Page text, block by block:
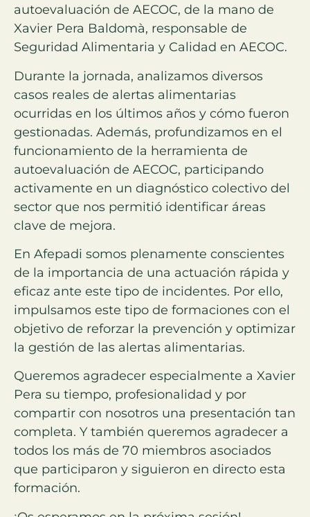
autoevaluación de AECOC, de la mano de
Xavier Pera Baldomà, responsable de
Seguridad Alimentaria y Calidad en AECOC.
Durante la jornada, analizamos diversos
casos reales de alertas alimentarias
ocurridas en los últimos años y cómo fueron
gestionadas. Además, profundizamos en el
funcionamiento de la herramienta de
autoevaluación de AECOC, participando
activamente en un diagnóstico colectivo del
sector que nos permitió identificar áreas
clave de mejora.
En Afepadi somos plenamente conscientes
de la importancia de una actuación rápida y
eficaz ante este tipo de incidentes. Por ello,
impulsamos este tipo de formaciones con el
objetivo de reforzar la prevención y optimizar
la gestión de las alertas alimentarias.
Queremos agradecer especialmente a Xavier
Pera su tiempo, profesionalidad y por
compartir con nosotros una presentación tan
completa. Y también queremos agradecer a
todos los más de 70 miembros asociados
que participaron y siguieron en directo esta
formación.